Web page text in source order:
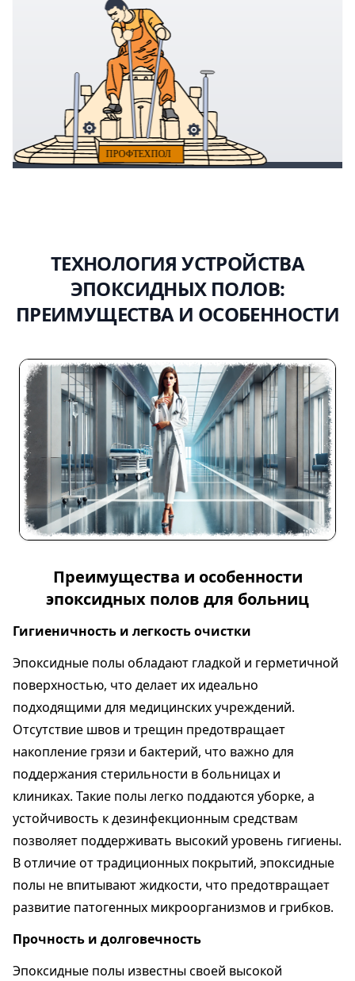
ТЕХНОЛОГИЯ УСТРОЙСТВА
ЭПОКСИДНЫХ ПОЛОВ:
ПРЕИМУЩЕСТВА И ОСОБЕННОСТИ
Преимущества и особенности
эпоксидных полов для больниц
Гигиеничность и легкость очистки
Эпоксидные полы обладают гладкой и герметичной
поверхностью, что делает их идеально
подходящими для медицинских учреждений.
Отсутствие швов и трещин предотвращает
накопление грязи и бактерий, что важно для
поддержания стерильности в больницах и
клиниках. Такие полы легко поддаются уборке, а
устойчивость к дезинфекционным средствам
позволяет поддерживать высокий уровень гигиены.
В отличие от традиционных покрытий, эпоксидные
полы не впитывают жидкости, что предотвращает
развитие патогенных микроорганизмов и грибков.
Прочность и долговечность
Эпоксидные полы известны своей высокой